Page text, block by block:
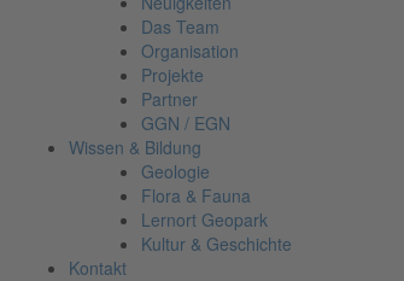
Das Team
Organisation
Projekte
Partner
GGN / EGN
Wissen & Bildung
Geologie
Flora & Fauna
Lernort Geopark
Kultur & Geschichte
Kontakt